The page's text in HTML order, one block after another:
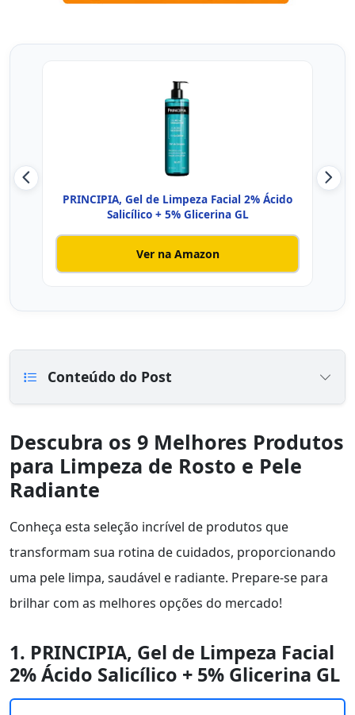
PRINCIPIA, Gel de Limpeza Facial 2% Ácido
Salicílico + 5% Glicerina GL
Ver na Amazon
Conteúdo do Post
Descubra os 9 Melhores Produtos
para Limpeza de Rosto e Pele
Radiante
Conheça esta seleção incrível de produtos que
transformam sua rotina de cuidados, proporcionando
uma pele limpa, saudável e radiante. Prepare-se para
brilhar com as melhores opções do mercado!
1. PRINCIPIA, Gel de Limpeza Facial
2% Ácido Salicílico + 5% Glicerina GL